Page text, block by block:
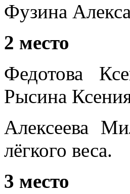
Фузина
2 место
Федотова
Рысина
Алексеева
лёгкого веса.
3 место